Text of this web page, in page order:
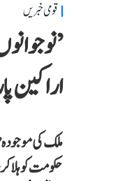
قومی خبریں
اراکین
ملک کی
حکومت کو ہلا